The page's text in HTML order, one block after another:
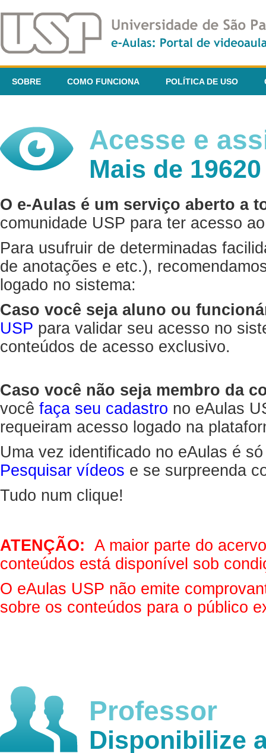
SOBRE COMO FUNCIONA POLÍTICA DE USO
Acesse e
Mais de
O e-Aulas é um serviço aberto a
comunidade USP para ter acesso
Para usufruir de determinadas
de anotações e etc.),
logado no sistema:
Caso você seja aluno ou
USP para validar seu acesso no
conteúdos de acesso exclusivo.
Caso você não seja membro da
você faça seu cadastro no eAulas
requeiram acesso logado na
Uma vez identificado no eAulas é
Pesquisar vídeos e se surpreenda
Tudo num clique!
ATENÇÃO: A maior parte do
conteúdos está disponível sob
O eAulas USP não emite
sobre os conteúdos para o público
Professor
Disponibilize